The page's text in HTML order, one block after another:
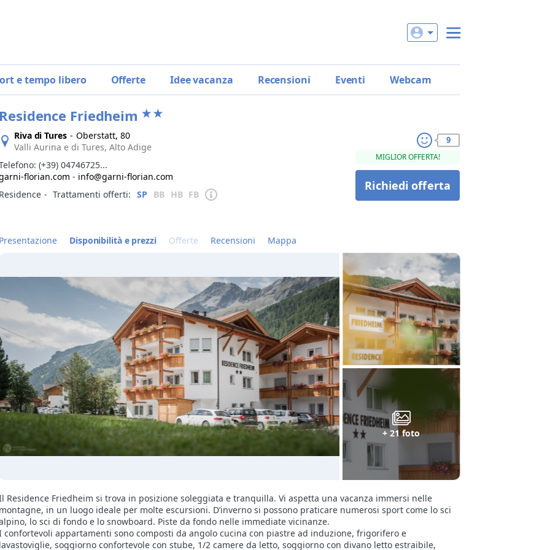
e tempo libero Offerte Idee vacanza Recensioni Eventi Webcam
Residence Friedheim
Riva di Tures - Oberstatt, 80
Valli Aurina e di Tures, Alto Adige
(+39) 04746725...
florian.com - info@garni-florian.com
Residence ‐ Trattamenti offerti: SP BB HB FB
9
MIGLIOR OFFERTA!
Richiedi offerta
Presentazione Disponibilità e prezzi Offerte Recensioni Mappa
+ 21 foto
Residence Friedheim si trova in posizione soleggiata e tranquilla. Vi aspetta una vacanza immersi nelle
montagne, in un luogo ideale per molte escursioni. D’inverno si possono praticare numerosi sport come lo sci
lo sci di fondo e lo snowboard. Piste da fondo nelle immediate vicinanze.
confortevoli appartamenti sono composti da angolo cucina con piastre ad induzione, frigorifero e
lavastoviglie, soggiorno confortevole con stube, 1/2 camere da letto, soggiorno con divano letto estraibile,